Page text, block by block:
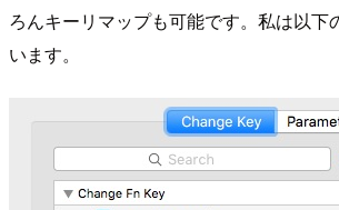
ろんキーリマップも可能です。私は以下
います。